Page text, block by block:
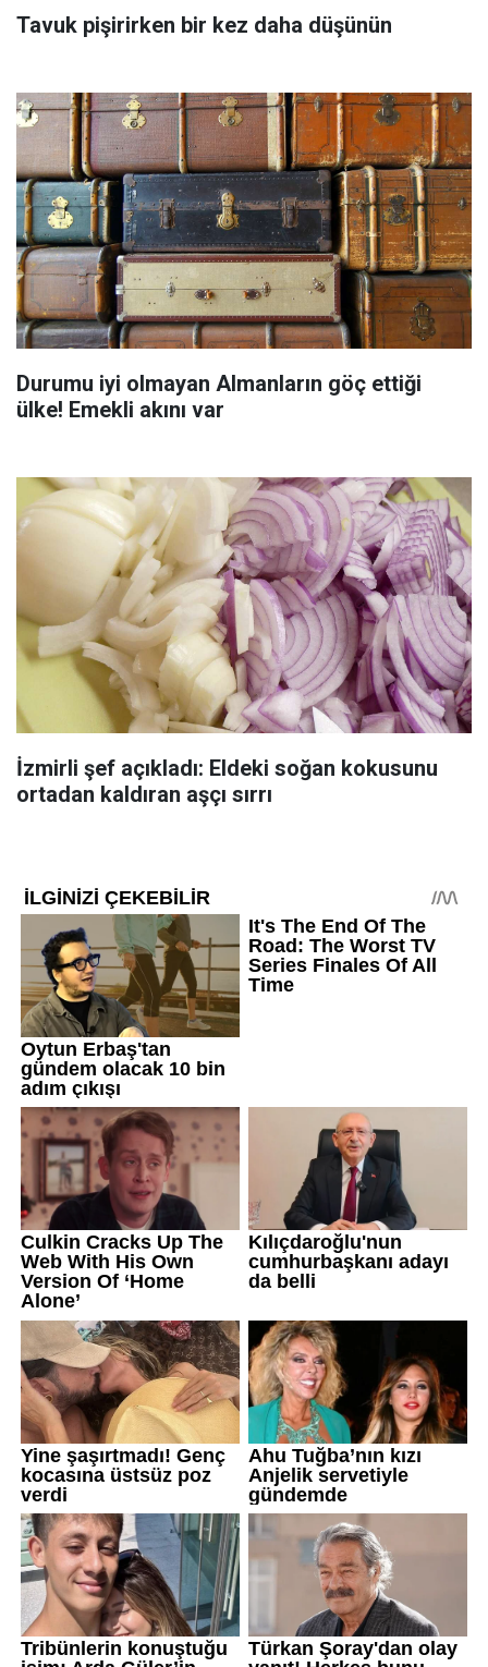
Tavuk pişirirken bir kez daha düşünün
Durumu iyi olmayan Almanların göç ettiği
ülke! Emekli akını var
İzmirli şef açıkladı: Eldeki soğan kokusunu
ortadan kaldıran aşçı sırrı